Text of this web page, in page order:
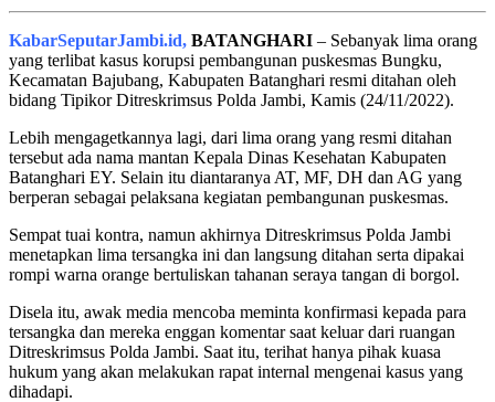
KabarSeputarJambi.id, BATANGHARI – Sebanyak lima orang
yang terlibat kasus korupsi pembangunan puskesmas Bungku,
Kecamatan Bajubang, Kabupaten Batanghari resmi ditahan oleh
bidang Tipikor Ditreskrimsus Polda Jambi, Kamis (24/11/2022).
Lebih mengagetkannya lagi, dari lima orang yang resmi ditahan
tersebut ada nama mantan Kepala Dinas Kesehatan Kabupaten
Batanghari EY. Selain itu diantaranya AT, MF, DH dan AG yang
berperan sebagai pelaksana kegiatan pembangunan puskesmas.
Sempat tuai kontra, namun akhirnya Ditreskrimsus Polda Jambi
menetapkan lima tersangka ini dan langsung ditahan serta dipakai
rompi warna orange bertuliskan tahanan seraya tangan di borgol.
Disela itu, awak media mencoba meminta konfirmasi kepada para
tersangka dan mereka enggan komentar saat keluar dari ruangan
Ditreskrimsus Polda Jambi. Saat itu, terihat hanya pihak kuasa
hukum yang akan melakukan rapat internal mengenai kasus yang
dihadapi.